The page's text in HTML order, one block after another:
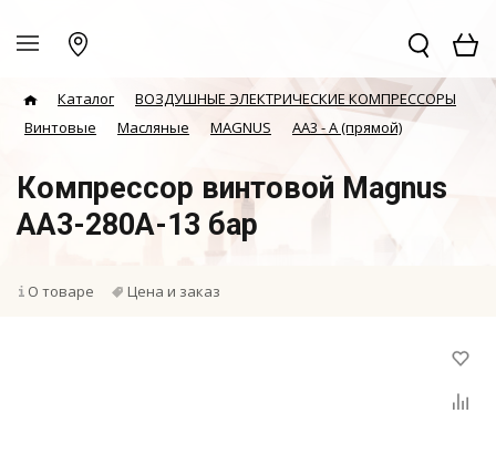
Каталог
ВОЗДУШНЫЕ ЭЛЕКТРИЧЕСКИЕ КОМПРЕССОРЫ
Винтовые
Масляные MAGNUS АА3 - А (прямой)
Компрессор винтовой Magnus
AA3-280A-13 бар
О товаре Цена и заказ